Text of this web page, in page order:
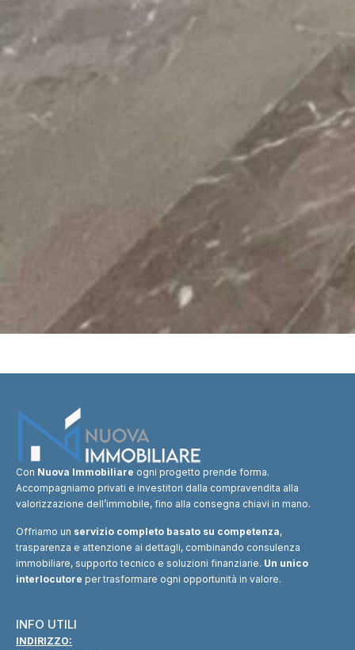
Con Nuova Immobiliare ogni progetto prende forma.
Accompagniamo privati e investitori dalla compravendita alla
valorizzazione dell’immobile, fino alla consegna chiavi in mano.
Offriamo un servizio completo basato su competenza,
trasparenza e attenzione ai dettagli, combinando consulenza
immobiliare, supporto tecnico e soluzioni finanziarie. Un unico
interlocutore per trasformare ogni opportunità in valore.
INFO UTILI
INDIRIZZO: